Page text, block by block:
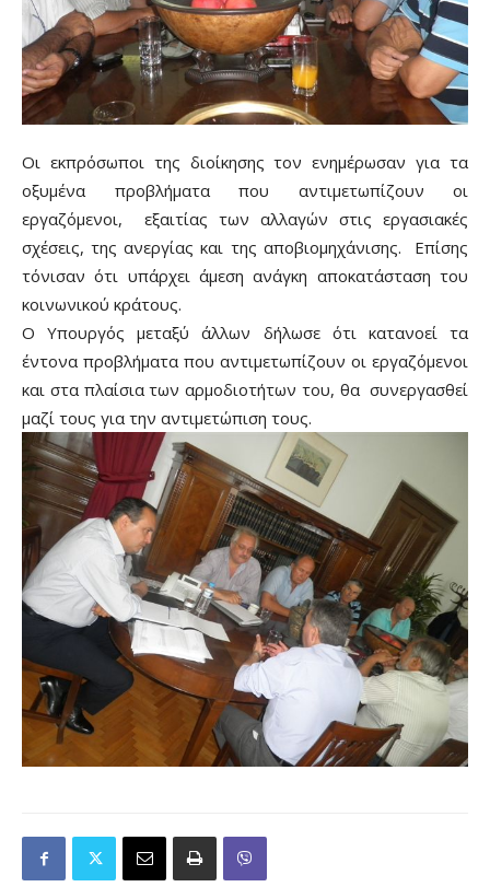
Οι εκπρόσωποι της διοίκησης τον ενημέρωσαν για τα
οξυμένα προβλήματα που αντιμετωπίζουν οι
εργαζόμενοι, εξαιτίας των αλλαγών στις εργασιακές
σχέσεις, της ανεργίας και της αποβιομηχάνισης. Επίσης
τόνισαν ότι υπάρχει άμεση ανάγκη αποκατάσταση του
κοινωνικού κράτους.
Ο Υπουργός μεταξύ άλλων δήλωσε ότι κατανοεί τα
έντονα προβλήματα που αντιμετωπίζουν οι εργαζόμενοι
και στα πλαίσια των αρμοδιοτήτων του, θα συνεργασθεί
μαζί τους για την αντιμετώπιση τους.